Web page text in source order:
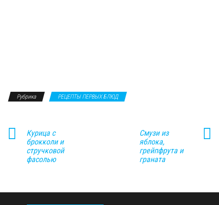
Рубрика РЕЦЕПТЫ ПЕРВЫХ БЛЮД
Курица с
брокколи и
стручковой
фасолью
Смузи из
яблока,
грейпфрута и
граната